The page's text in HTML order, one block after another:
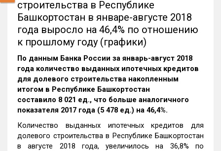
строительства в Республике
Башкортостан в январе-августе 2018
года выросло на 46,4% по отношению
к прошлому году (графики)
По данным Банка России за январь-август 2018
года количество выданных ипотечных кредитов
для долевого строительства накопленным
итогом в Республике Башкортостан
составило 8 021 ед., что больше аналогичного
показателя 2017 года (5 478 ед.) на 46,4%.
Количество выданных ипотечных кредитов для
долевого строительства в Республике Башкортостан
в августе 2018 года, увеличилось на 36,8% по